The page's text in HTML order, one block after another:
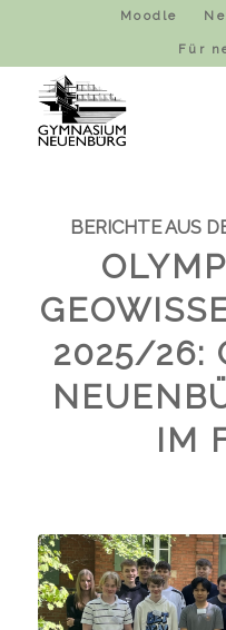
Moodle
Für
BERICHTE AUS
2025/26:
IM